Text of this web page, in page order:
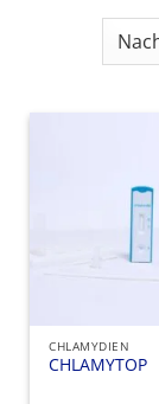
CHLAMYDIEN
CHLAMYTOP